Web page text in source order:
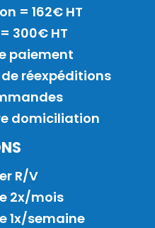
= 162€ HT
300€ HT
paiement
réexpéditions
domiciliation
R/V
2x/mois
1x/semaine